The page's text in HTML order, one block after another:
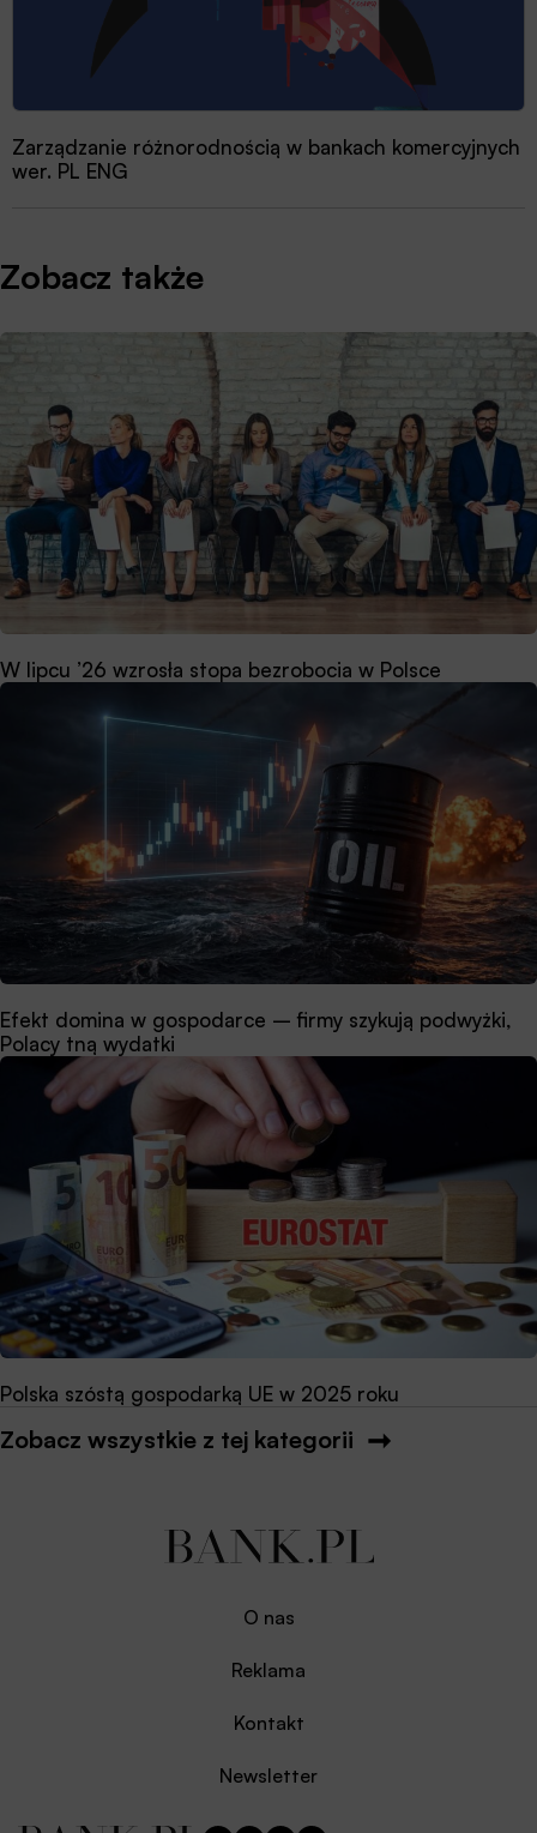
Zarządzanie różnorodnością w bankach komercyjnych
wer. PL ENG
Zobacz także
W lipcu ’26 wzrosła stopa bezrobocia w Polsce
Efekt domina w gospodarce – firmy szykują podwyżki,
Polacy tną wydatki
Polska szóstą gospodarką UE w 2025 roku
Zobacz wszystkie z tej kategorii
O nas
Reklama
Kontakt
Newsletter